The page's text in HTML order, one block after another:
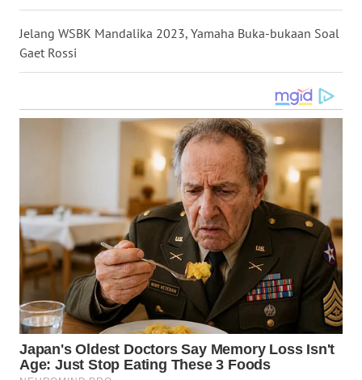
Jelang WSBK Mandalika 2023, Yamaha Buka-bukaan Soal
Gaet Rossi
WN
KALTIM
SULSEL
WN
SULUT
WN
MALUKU
WN
MALUT